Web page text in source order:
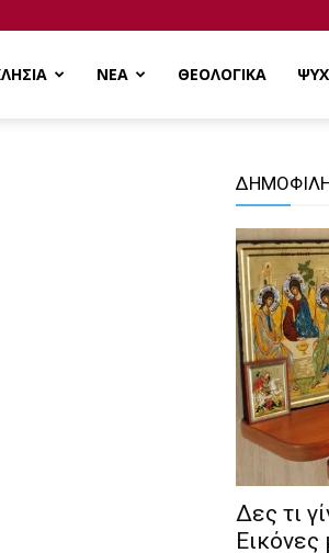
ΝΕΑ ΘΕΟΛΟΓΙΚΑ
Δες τι
Εικόνες